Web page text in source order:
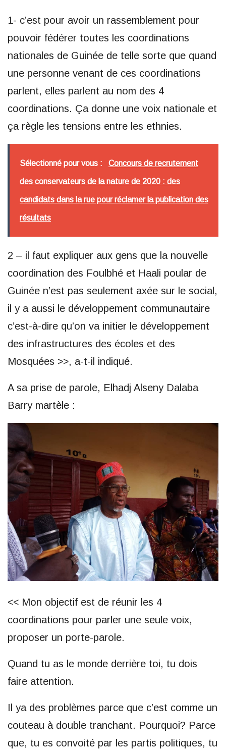
1- c’est pour avoir un rassemblement pour
pouvoir fédérer toutes les coordinations
nationales de Guinée de telle sorte que quand
une personne venant de ces coordinations
parlent, elles parlent au nom des 4
coordinations. Ça donne une voix nationale et
ça règle les tensions entre les ethnies.
Sélectionné pour vous : Concours de recrutement
des conservateurs de la nature de 2020 : des
candidats dans la rue pour réclamer la publication des
résultats
2 – il faut expliquer aux gens que la nouvelle
coordination des Foulbhé et Haali poular de
Guinée n’est pas seulement axée sur le social,
il y a aussi le développement communautaire
c’est-à-dire qu’on va initier le développement
des infrastructures des écoles et des
Mosquées >>, a-t-il indiqué.
A sa prise de parole, Elhadj Alseny Dalaba
Barry martèle :
<< Mon objectif est de réunir les 4
coordinations pour parler une seule voix,
proposer un porte-parole.
Quand tu as le monde derrière toi, tu dois
faire attention.
Il ya des problèmes parce que c’est comme un
couteau à double tranchant. Pourquoi? Parce
que, tu es convoité par les partis politiques, tu